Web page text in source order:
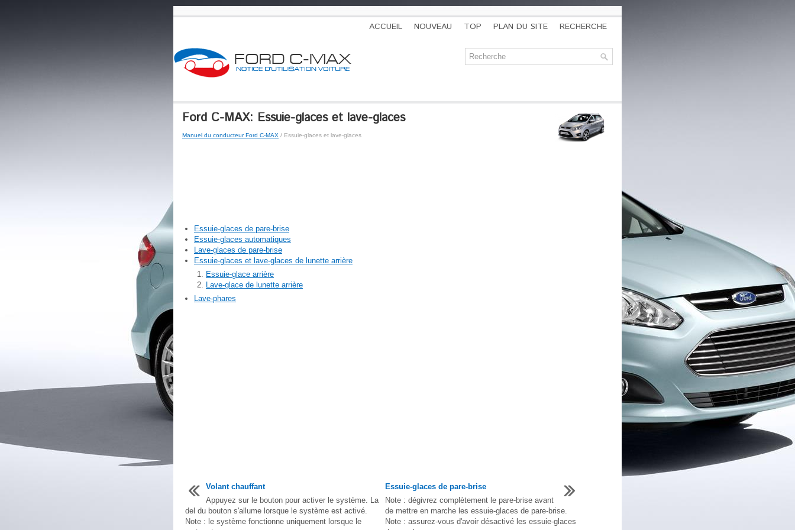
ACCUEIL NOUVEAU TOP PLAN DU SITE RECHERCHE
Ford C-MAX: Essuie-glaces et lave-glaces
Manuel du conducteur Ford C-MAX / Essuie-glaces et lave-glaces
Essuie-glaces de pare-brise
Essuie-glaces automatiques
Lave-glaces de pare-brise
Essuie-glaces et lave-glaces de lunette arrière
Essuie-glace arrière
Lave-glace de lunette arrière
Lave-phares
Volant chauffant
Appuyez sur le bouton pour activer le système. La
del du bouton s'allume lorsque le système est activé.
Note : le système fonctionne uniquement lorsque le
Essuie-glaces de pare-brise
Note : dégivrez complètement le pare-brise avant
de mettre en marche les essuie-glaces de pare-brise.
Note : assurez-vous d'avoir désactivé les essuie-glaces